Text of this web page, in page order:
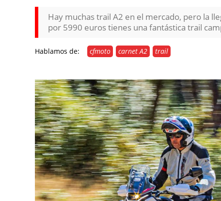
Hay muchas trail A2 en el mercado, pero la
por 5990 euros tienes una fantástica trail
Hablamos de: cfmoto carnet A2 trail